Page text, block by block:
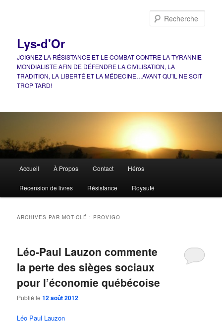
Lys-d'Or
JOIGNEZ LA RÉSISTANCE ET LE COMBAT CONTRE LA TYRANNIE
MONDIALISTE AFIN DE DÉFENDRE LA CIVILISATION, LA
TRADITION, LA LIBERTÉ ET LA MÉDECINE…AVANT QU'IL NE SOIT
TROP TARD!
principal
Accueil À Propos Contact Héros
Recension de livres Résistance Royauté
ARCHIVES PAR MOT-CLÉ : PROVIGO
Léo-Paul Lauzon commente
la perte des sièges sociaux
pour l’économie québécoise
Publié le12 août 2012
Léo Paul Lauzon